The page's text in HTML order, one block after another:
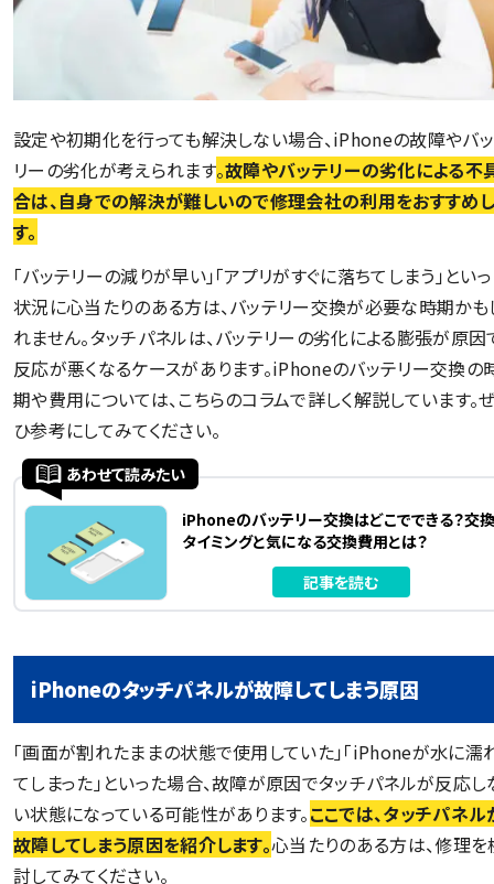
設定や初期化を行っても解決しない場合、iPhoneの故障やバ
リーの劣化が考えられます。故障やバッテリーの劣化による不
合は、自身での解決が難しいので修理会社の利用をおすすめ
す。
「バッテリーの減りが早い」「アプリがすぐに落ちてしまう」とい
状況に心当たりのある方は、バッテリー交換が必要な時期かも
れません。タッチパネルは、バッテリーの劣化による膨張が原因
反応が悪くなるケースがあります。iPhoneのバッテリー交換の
期や費用については、こちらのコラムで詳しく解説しています。
ひ参考にしてみてください。
あわせて読みたい
iPhoneのバッテリー交換はどこでできる？交換
タイミングと気になる交換費用とは？
記事を読む
iPhoneのタッチパネルが故障してしまう原因
「画面が割れたままの状態で使用していた」「iPhoneが水に濡
てしまった」といった場合、故障が原因でタッチパネルが反応し
い状態になっている可能性があります。ここでは、タッチパネル
故障してしまう原因を紹介します。心当たりのある方は、修理を
討してみてください。